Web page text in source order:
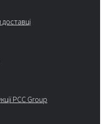
PCC Group